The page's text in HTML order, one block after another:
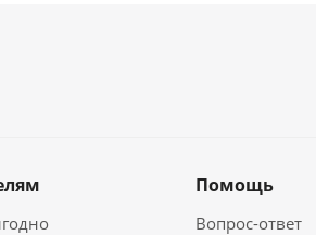
Помощь
Вопрос-ответ